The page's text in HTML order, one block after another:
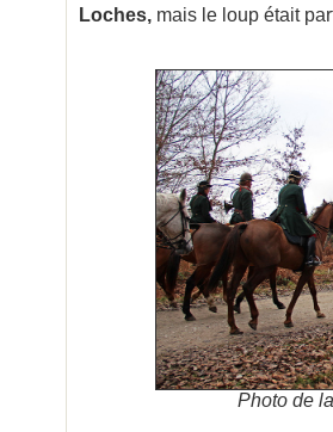
Loches, mais le loup était
Photo de